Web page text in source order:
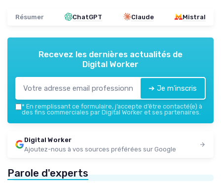
Résumer ChatGPT Claude Mistral
Recevez les dernières actualités de
Digital Worker
➔ Je m'inscris
* En remplissant ce formulaire, j’accepte d’être contacté(e) à
des fins commerciales par Digital Worker et ses partenaires.
Digital Worker
Ajoutez-nous à vos sources préférées sur Google
Parole d'experts